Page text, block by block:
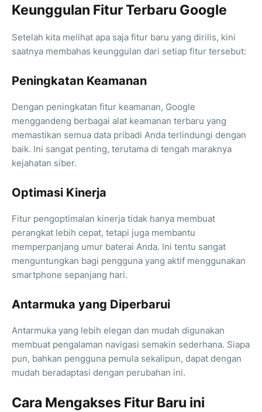
Keunggulan Fitur Terbaru Google
Setelah kita melihat apa saja fitur baru yang dirilis, kini
saatnya membahas keunggulan dari setiap fitur tersebut:
Peningkatan Keamanan
Dengan peningkatan fitur keamanan, Google
menggandeng berbagai alat keamanan terbaru yang
memastikan semua data pribadi Anda terlindungi dengan
baik. Ini sangat penting, terutama di tengah maraknya
kejahatan siber.
Optimasi Kinerja
Fitur pengoptimalan kinerja tidak hanya membuat
perangkat lebih cepat, tetapi juga membantu
memperpanjang umur baterai Anda. Ini tentu sangat
menguntungkan bagi pengguna yang aktif menggunakan
smartphone sepanjang hari.
Antarmuka yang Diperbarui
Antarmuka yang lebih elegan dan mudah digunakan
membuat pengalaman navigasi semakin sederhana. Siapa
pun, bahkan pengguna pemula sekalipun, dapat dengan
mudah beradaptasi dengan perubahan ini.
Cara Mengakses Fitur Baru ini